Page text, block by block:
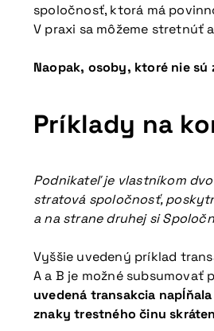
spoločnosť, ktorá má
V praxi sa môžeme stretnúť
Naopak, osoby, ktoré nie
Príklady na
Podnikateľ je vlastníkom
stratová spoločnosť,
a na strane druhej si
Vyššie uvedený príklad
A a B je možné
uvedená transakcia
znaky trestného činu